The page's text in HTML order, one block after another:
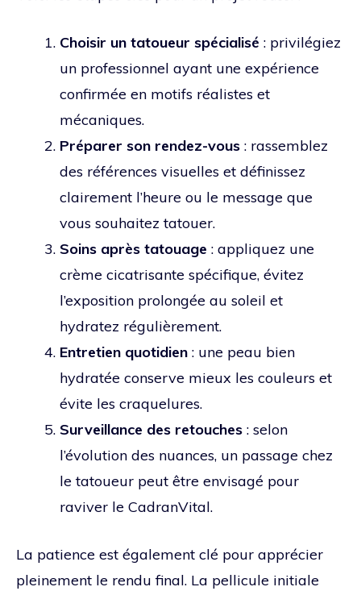
Choisir un tatoueur spécialisé : privilégiez
un professionnel ayant une expérience
confirmée en motifs réalistes et
mécaniques.
Préparer son rendez-vous : rassemblez
des références visuelles et définissez
clairement l’heure ou le message que
vous souhaitez tatouer.
Soins après tatouage : appliquez une
crème cicatrisante spécifique, évitez
l’exposition prolongée au soleil et
hydratez régulièrement.
Entretien quotidien : une peau bien
hydratée conserve mieux les couleurs et
évite les craquelures.
Surveillance des retouches : selon
l’évolution des nuances, un passage chez
le tatoueur peut être envisagé pour
raviver le CadranVital.
La patience est également clé pour apprécier
pleinement le rendu final. La pellicule initiale